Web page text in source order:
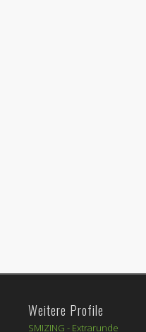
Weitere Profile
SMIZING - Extrarunde